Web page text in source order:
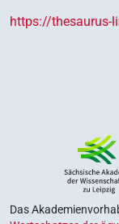
https://thesaurus-
Das